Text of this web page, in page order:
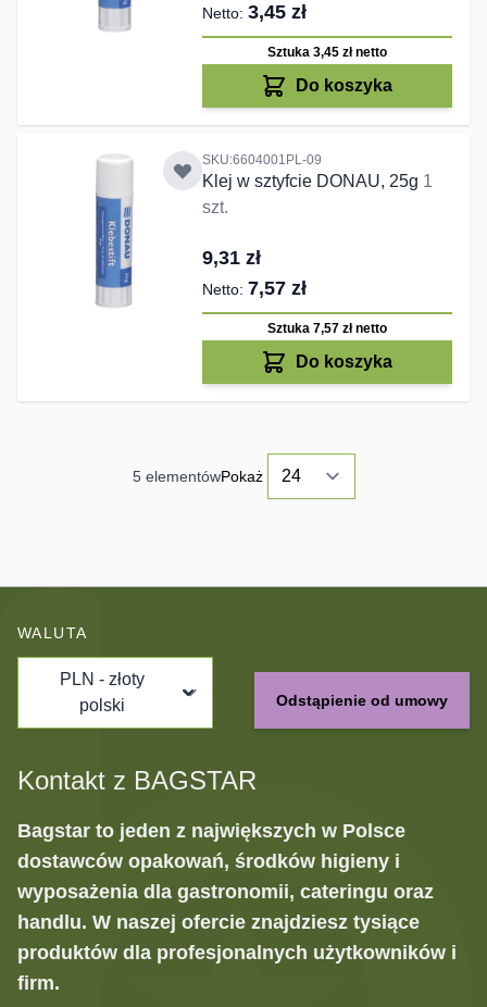
3,45 zł
Sztuka 3,45 złnetto
Do koszyka
SKU:6604001PL-09
Klej w sztyfcie DONAU, 25g 1
szt.
9,31 zł
7,57 zł
Sztuka 7,57 złnetto
Do koszyka
5elementówPokaż
WALUTA
PLN - złoty
polski
Odstąpienie od umowy
Kontakt z BAGSTAR
Bagstar to jeden z największych w Polsce
dostawców opakowań, środków higieny i
wyposażenia dla gastronomii, cateringu oraz
handlu. W naszej ofercie znajdziesz tysiące
produktów dla profesjonalnych użytkowników i
firm.